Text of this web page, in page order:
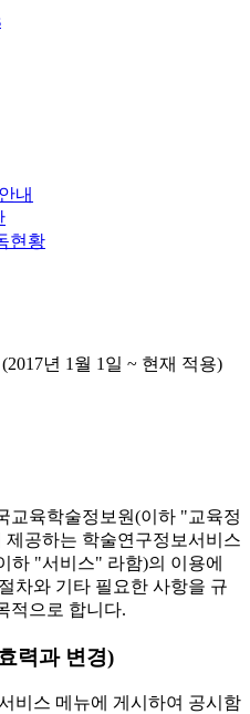
내
현황
년 1월 1일 ~ 현재 적용)
교육학술정보원(이하 "교육정
제공하는 학술연구정보서비스
하 "서비스" 라함)의 이용에
차와 기타 필요한 사항을 규
적으로 합니다.
력과 변경)
비스 메뉴에 게시하여 공시함